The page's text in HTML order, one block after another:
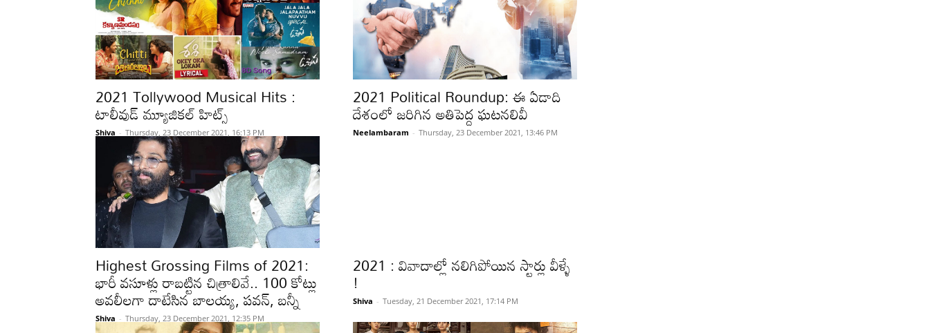
2021 Tollywood Musical Hits :
టాలీవుడ్ మ్యూజికల్ హిట్స్
Shiva - Thursday, 23 December 2021, 16:13 PM
2021 Political Roundup: ఈ ఏడాది
దేశంలో జరిగిన అతిపెద్ద ఘటనలివీ
Neelambaram - Thursday, 23 December 2021, 13:46 PM
Highest Grossing Films of 2021:
భారీ వసూళ్లు రాబట్టిన చిత్రాలివే.. 100 కోట్లు
అవలీలగా దాటేసిన బాలయ్య, పవన్, బన్నీ
Shiva - Thursday, 23 December 2021, 12:35 PM
2021 : వివాదాల్లో నలిగిపోయిన స్టార్లు వీళ్ళే
!
Shiva - Tuesday, 21 December 2021, 17:14 PM